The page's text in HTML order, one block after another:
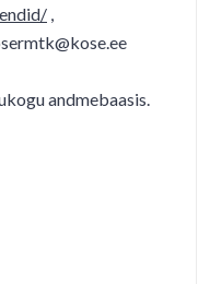
,
andmebaasis.